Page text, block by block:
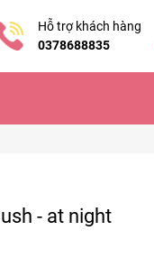
Hỗ trợ khách hàng
0378688835
- at night